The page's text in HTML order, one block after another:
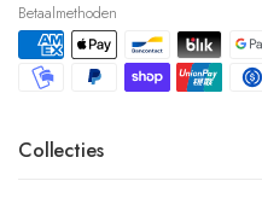
Betaalmethoden
Collecties